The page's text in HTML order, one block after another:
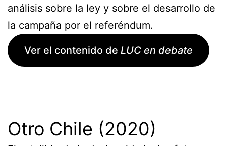
análisis sobre la ley y sobre el desarrollo de
la campaña por el referéndum.
Ver el contenido de LUC en debate
Otro Chile (2020)